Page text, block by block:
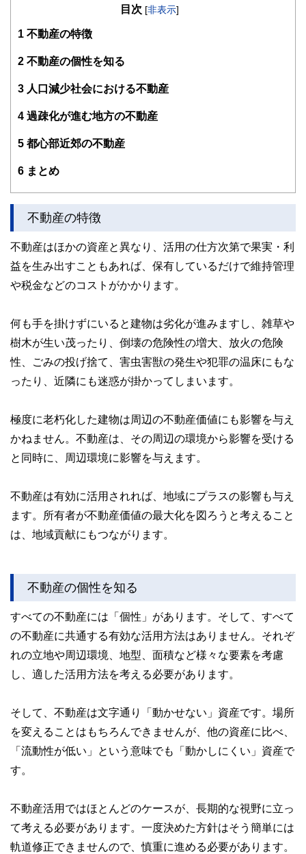
社での勤務経験を活かし、「マイホーム取得などの不動産仲
バイスを行っている。
西山ライフデザイン株式会社 HP
http://www.nishiyama-ld.com/
目次 [非表示]
1 不動産の特徴
2 不動産の個性を知る
3 人口減少社会における不動産
4 過疎化が進む地方の不動産
5 都心部近郊の不動産
6 まとめ
不動産の特徴
不動産はほかの資産と異なり、活用の仕方次第で果実・利
益を生み出すこともあれば、保有しているだけで維持管理
や税金などのコストがかかります。
何も手を掛けずにいると建物は劣化が進みますし、雑草や
樹木が生い茂ったり、倒壊の危険性の増大、放火の危険
性、ごみの投げ捨て、害虫害獣の発生や犯罪の温床にもな
ったり、近隣にも迷惑が掛かってしまいます。
極度に老朽化した建物は周辺の不動産価値にも影響を与え
かねません。不動産は、その周辺の環境から影響を受ける
と同時に、周辺環境に影響を与えます。
不動産は有効に活用されれば、地域にプラスの影響も与え
ます。所有者が不動産価値の最大化を図ろうと考えること
は、地域貢献にもつながります。
不動産の個性を知る
すべての不動産には「個性」があります。そして、すべて
の不動産に共通する有効な活用方法はありません。それぞ
れの立地や周辺環境、地型、面積など様々な要素を考慮
し、適した活用方法を考える必要があります。
そして、不動産は文字通り「動かせない」資産です。場所
を変えることはもちろんできませんが、他の資産に比べ、
「流動性が低い」という意味でも「動かしにくい」資産で
す。
不動産活用ではほとんどのケースが、長期的な視野に立っ
て考える必要があります。一度決めた方針はそう簡単には
軌道修正できませんので、慎重に進める必要があります。